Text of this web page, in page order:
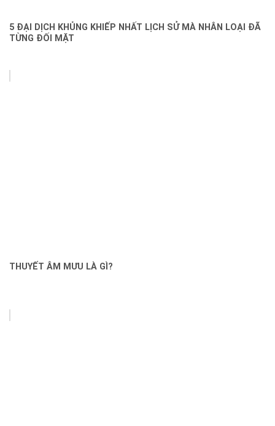
5 ĐẠI DỊCH KHỦNG KHIẾP NHẤT LỊCH SỬ MÀ NHÂN LOẠI ĐÃ
TỪNG ĐỐI MẶT
THUYẾT ÂM MƯU LÀ GÌ?